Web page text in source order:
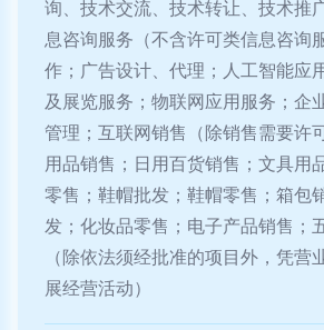
询、技术交流、技术转让、技术推
息咨询服务（不含许可类信息咨询
作；广告设计、代理；人工智能应
及展览服务；物联网应用服务；企
管理；互联网销售（除销售需要许
用品销售；日用百货销售；文具用
零售；鞋帽批发；鞋帽零售；箱包
发；化妆品零售；电子产品销售；
（除依法须经批准的项目外，凭营
展经营活动）